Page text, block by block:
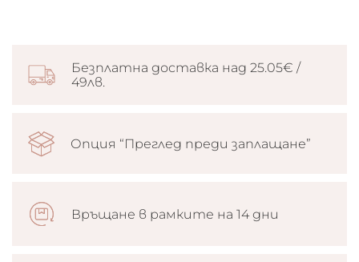
Безплатна доставка над 25.05€ /
49лв.
Опция “Преглед преди заплащане”
Връщане в рамките на 14 дни